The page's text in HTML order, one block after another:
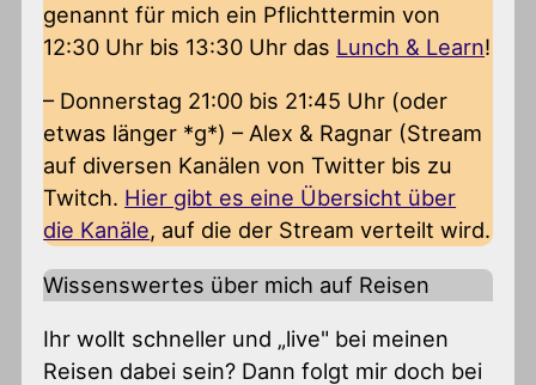
genannt für mich ein Pflichttermin von
12:30 Uhr bis 13:30 Uhr das Lunch & Learn!
– Donnerstag 21:00 bis 21:45 Uhr (oder
etwas länger *g*) – Alex & Ragnar (Stream
auf diversen Kanälen von Twitter bis zu
Twitch. Hier gibt es eine Übersicht über
die Kanäle, auf die der Stream verteilt wird.
Wissenswertes über mich auf Reisen
Ihr wollt schneller und „live" bei meinen
Reisen dabei sein? Dann folgt mir doch bei